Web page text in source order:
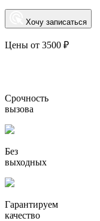
Хочу записаться
Цены от 3500 ₽
Срочность
вызова
Без
выходных
Гарантируем
качество